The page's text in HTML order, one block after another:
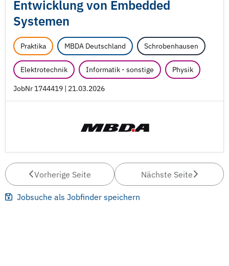
Entwicklung von Embedded
Systemen
Praktika MBDA Deutschland Schrobenhausen
Elektrotechnik Informatik - sonstige Physik
JobNr 1744419 | 21.03.2026
Vorherige Seite Nächste Seite
Jobsuche als Jobfinder speichern